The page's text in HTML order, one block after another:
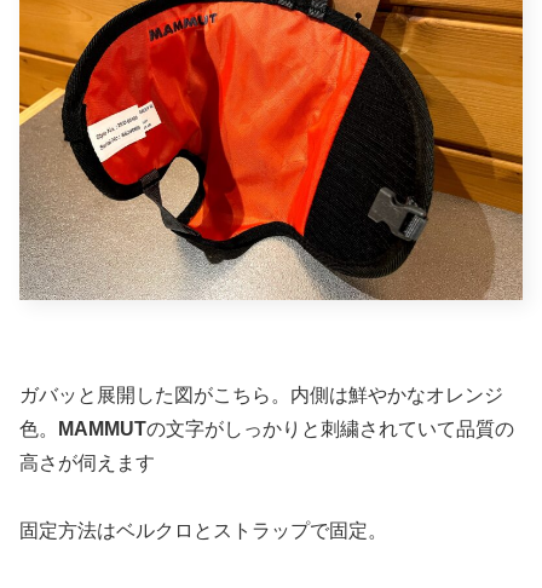
ガバッと展開した図がこちら。内側は鮮やかなオレンジ
色。
MAMMUTの文字がしっかりと刺繍されていて品質の
高さが伺えます
固定方法はベルクロとストラップで固定。